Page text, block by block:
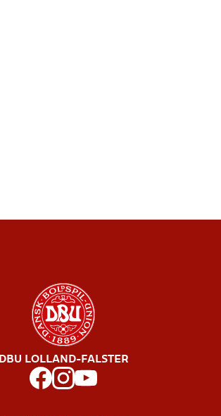
DBU LOLLAND-FALSTER